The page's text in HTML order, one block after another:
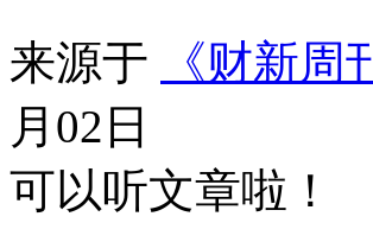
来源于 《财新周
月02日
可以听文章啦！